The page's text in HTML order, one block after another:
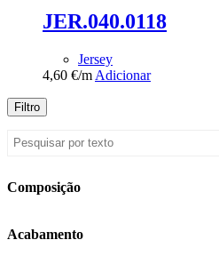
JER.040.0118
Jersey
4,60 €/m Adicionar
Filtro
Composição
Acabamento